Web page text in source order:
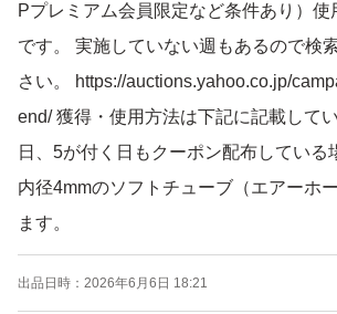
Pプレミアム会員限定など条件あり）
です。 実施していない週もあるので検
さい。 https://auctions.yahoo.co.jp/
end/ 獲得・使用方法は下記に記載して
日、5が付く日もクーポン配布している
内径4mmのソフトチューブ（エアーホ
ます。
キャップ取外してソフトチューブで複
予備用エンドキャップ3個付けます。
出品日時： 2026年6月6日 18:21